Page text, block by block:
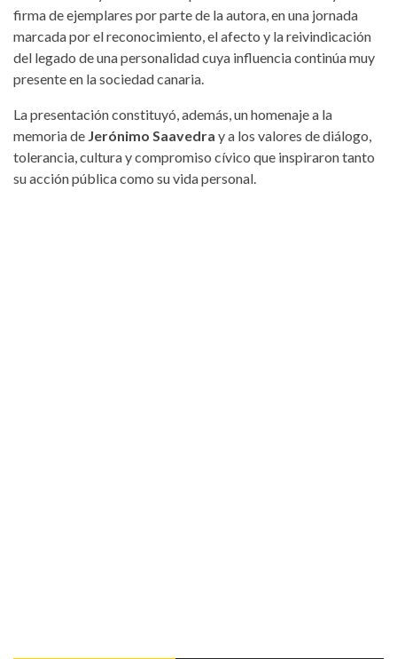
firma de ejemplares por parte de la autora, en una jornada
marcada por el reconocimiento, el afecto y la reivindicación
del legado de una personalidad cuya influencia continúa muy
presente en la sociedad canaria.
La presentación constituyó, además, un homenaje a la
memoria de Jerónimo Saavedra y a los valores de diálogo,
tolerancia, cultura y compromiso cívico que inspiraron tanto
su acción pública como su vida personal.